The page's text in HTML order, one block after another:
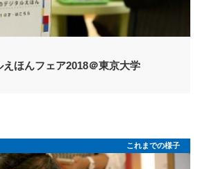
えほんフェア2018＠東京大学
これまでの様子